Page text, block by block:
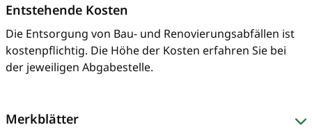
Entstehende Kosten
Die Entsorgung von Bau- und Renovierungsabfällen ist
kostenpflichtig. Die Höhe der Kosten erfahren Sie bei
der jeweiligen Abgabestelle.
Merkblätter